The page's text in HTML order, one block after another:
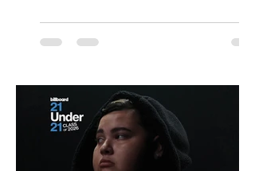
agosto, el Parque Arena Temuco será
escenario de una noche dedicada al indie
banda que llegará a la capital de La
Araucanía para ofrecer un show cargado
de energía, guitarras y canciones que han
marcado su breve pero exitosa trayectoria.